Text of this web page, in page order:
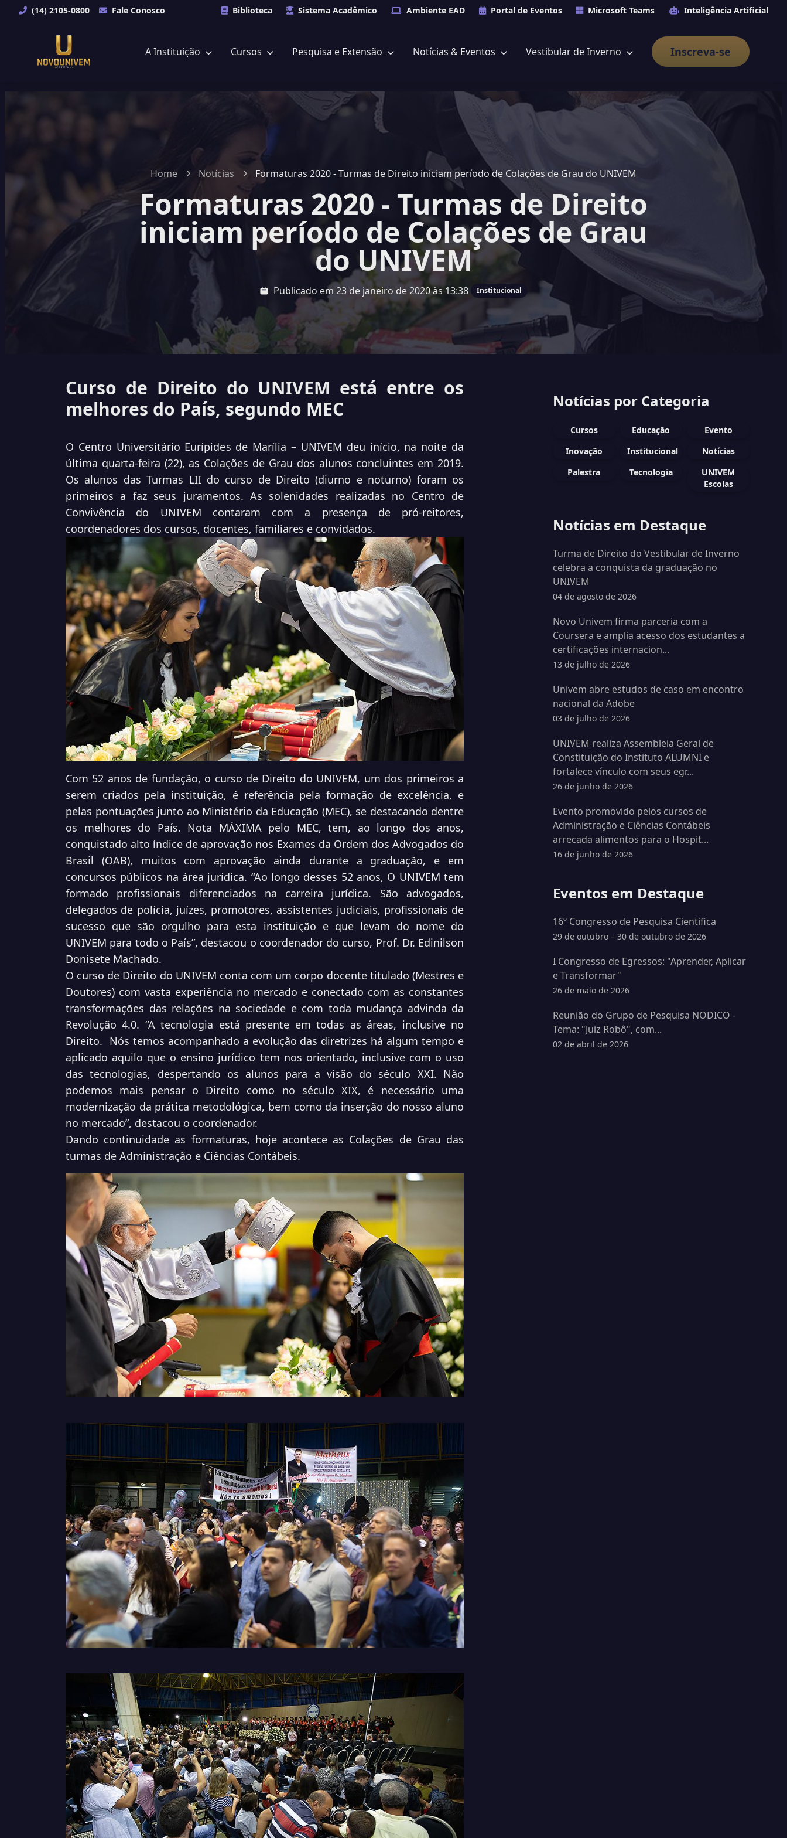
(14) 2105-0800 Fale Conosco Biblioteca Sistema Acadêmico Ambiente EAD Portal de Eventos Microsoft Teams Inteligência Artificial
A Instituição Cursos Pesquisa e Extensão Notícias & Eventos Vestibular de Inverno Inscreva-se
Home Notícias Formaturas 2020 - Turmas de Direito iniciam período de Colações de Grau do UNIVEM
Formaturas 2020 - Turmas de Direito
iniciam período de Colações de Grau
do UNIVEM
Publicado em 23 de janeiro de 2020 às 13:38 Institucional
Curso de Direito do UNIVEM está entre os
melhores do País, segundo MEC
O Centro Universitário Eurípides de Marília – UNIVEM deu início, na noite da
última quarta-feira (22), as Colações de Grau dos alunos concluintes em 2019.
Os alunos das Turmas LII do curso de Direito (diurno e noturno) foram os
primeiros a faz seus juramentos. As solenidades realizadas no Centro de
Convivência do UNIVEM contaram com a presença de pró-reitores,
coordenadores dos cursos, docentes, familiares e convidados.
Com 52 anos de fundação, o curso de Direito do UNIVEM, um dos primeiros a
serem criados pela instituição, é referência pela formação de excelência, e
pelas pontuações junto ao Ministério da Educação (MEC), se destacando dentre
os melhores do País. Nota MÁXIMA pelo MEC, tem, ao longo dos anos,
conquistado alto índice de aprovação nos Exames da Ordem dos Advogados do
Brasil (OAB), muitos com aprovação ainda durante a graduação, e em
concursos públicos na área jurídica. “Ao longo desses 52 anos, O UNIVEM tem
formado profissionais diferenciados na carreira jurídica. São advogados,
delegados de polícia, juízes, promotores, assistentes judiciais, profissionais de
sucesso que são orgulho para esta instituição e que levam do nome do
UNIVEM para todo o País”, destacou o coordenador do curso, Prof. Dr. Edinilson
Donisete Machado.
O curso de Direito do UNIVEM conta com um corpo docente titulado (Mestres e
Doutores) com vasta experiência no mercado e conectado com as constantes
transformações das relações na sociedade e com toda mudança advinda da
Revolução 4.0. “A tecnologia está presente em todas as áreas, inclusive no
Direito. Nós temos acompanhado a evolução das diretrizes há algum tempo e
aplicado aquilo que o ensino jurídico tem nos orientado, inclusive com o uso
das tecnologias, despertando os alunos para a visão do século XXI. Não
podemos mais pensar o Direito como no século XIX, é necessário uma
modernização da prática metodológica, bem como da inserção do nosso aluno
no mercado”, destacou o coordenador.
Dando continuidade as formaturas, hoje acontece as Colações de Grau das
turmas de Administração e Ciências Contábeis.
Notícias por Categoria
Cursos Educação
Evento
Inovação
Institucional
Notícias
Palestra
Tecnologia
UNIVEM
Escolas
Notícias em Destaque
Turma de Direito do Vestibular de Inverno
celebra a conquista da graduação no
UNIVEM
04 de agosto de 2026
Novo Univem firma parceria com a
Coursera e amplia acesso dos estudantes a
certificações internacion...
13 de julho de 2026
Univem abre estudos de caso em encontro
nacional da Adobe
03 de julho de 2026
UNIVEM realiza Assembleia Geral de
Constituição do Instituto ALUMNI e
fortalece vínculo com seus egr...
26 de junho de 2026
Evento promovido pelos cursos de
Administração e Ciências Contábeis
arrecada alimentos para o Hospit...
16 de junho de 2026
Eventos em Destaque
16º Congresso de Pesquisa Cientifica
29 de outubro – 30 de outubro de 2026
I Congresso de Egressos: "Aprender, Aplicar
e Transformar"
26 de maio de 2026
Reunião do Grupo de Pesquisa NODICO -
Tema: "Juiz Robô", com...
02 de abril de 2026